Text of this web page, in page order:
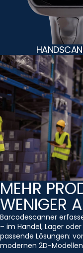
MEHR
WENIGER
Barcodescanner
– im Handel, Lager
passende Lösungen:
modernen 2D-